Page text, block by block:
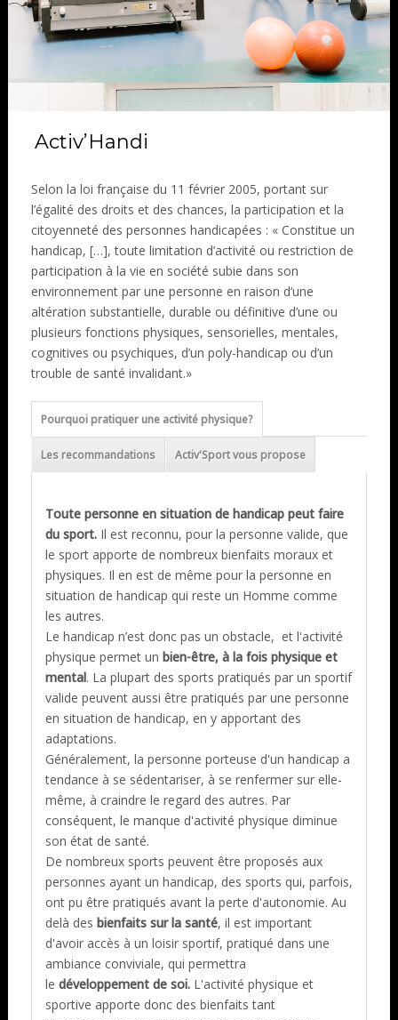
Activ’Handi
Selon la loi française du 11 février 2005, portant sur
l’égalité des droits et des chances, la participation et la
citoyenneté des personnes handicapées : « Constitue un
handicap, […], toute limitation d’activité ou restriction de
participation à la vie en société subie dans son
environnement par une personne en raison d’une
altération substantielle, durable ou définitive d’une ou
plusieurs fonctions physiques, sensorielles, mentales,
cognitives ou psychiques, d’un poly-handicap ou d’un
trouble de santé invalidant.»
Pourquoi pratiquer une activité physique?
Les recommandations Activ'Sport vous propose
Toute personne en situation de handicap peut faire
du sport. Il est reconnu, pour la personne valide, que
le sport apporte de nombreux bienfaits moraux et
physiques. Il en est de même pour la personne en
situation de handicap qui reste un Homme comme
les autres.
Le handicap n’est donc pas un obstacle, et l'activité
physique permet un bien-être, à la fois physique et
mental. La plupart des sports pratiqués par un sportif
valide peuvent aussi être pratiqués par une personne
en situation de handicap, en y apportant des
adaptations.
Généralement, la personne porteuse d'un handicap a
tendance à se sédentariser, à se renfermer sur elle-
même, à craindre le regard des autres. Par
conséquent, le manque d'activité physique diminue
son état de santé.
De nombreux sports peuvent être proposés aux
personnes ayant un handicap, des sports qui, parfois,
ont pu être pratiqués avant la perte d'autonomie. Au
delà des bienfaits sur la santé, il est important
d'avoir accès à un loisir sportif, pratiqué dans une
ambiance conviviale, qui permettra
le développement de soi. L'activité physique et
sportive apporte donc des bienfaits tant